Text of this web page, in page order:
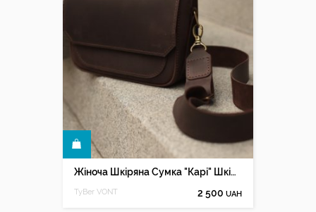
Жіноча Шкіряна Сумка "Карі" Шкіра Crazy Horse, колір Шоколад
TyBer VONT 2 500 UAH